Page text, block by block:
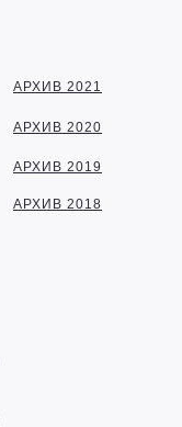
АРХИВ 2021
АРХИВ 2020
АРХИВ 2019
АРХИВ 2018